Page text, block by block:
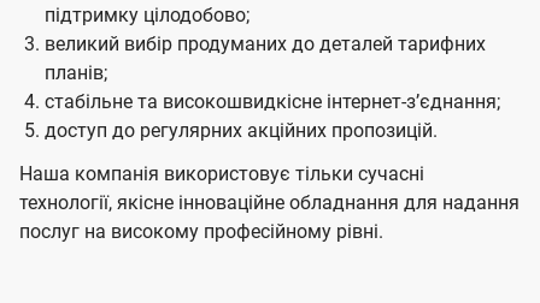
підтримку цілодобово;
великий вибір продуманих до деталей тарифних
планів;
стабільне та високошвидкісне інтернет-зʼєднання;
доступ до регулярних акційних пропозицій.
Наша компанія використовує тільки сучасні
технології, якісне інноваційне обладнання для надання
послуг на високому професійному рівні.